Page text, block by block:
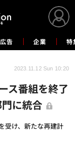
広告 企業 特
ス番組を終了
に統合
受け、新たな再建計
2023.11.12 Sun 10:20